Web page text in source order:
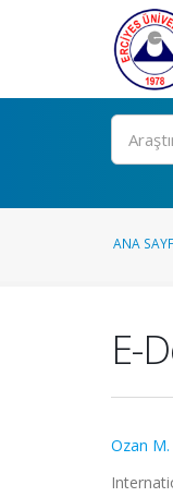
Ara
ANA
E-
Ozan M.